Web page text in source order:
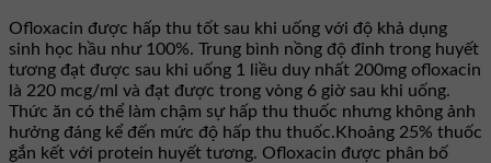
Ofloxacin được hấp thu tốt sau khi uống với độ khả dụng
sinh học hầu như 100%. Trung bình nồng độ đỉnh trong huyết
tương đạt được sau khi uống 1 liều duy nhất 200mg ofloxacin
là 220 mcg/ml và đạt được trong vòng 6 giờ sau khi uống.
Thức ăn có thể làm chậm sự hấp thu thuốc nhưng không ảnh
hưởng đáng kể đến mức độ hấp thu thuốc.Khoảng 25% thuốc
gắn kết với protein huyết tương. Ofloxacin được phân bố